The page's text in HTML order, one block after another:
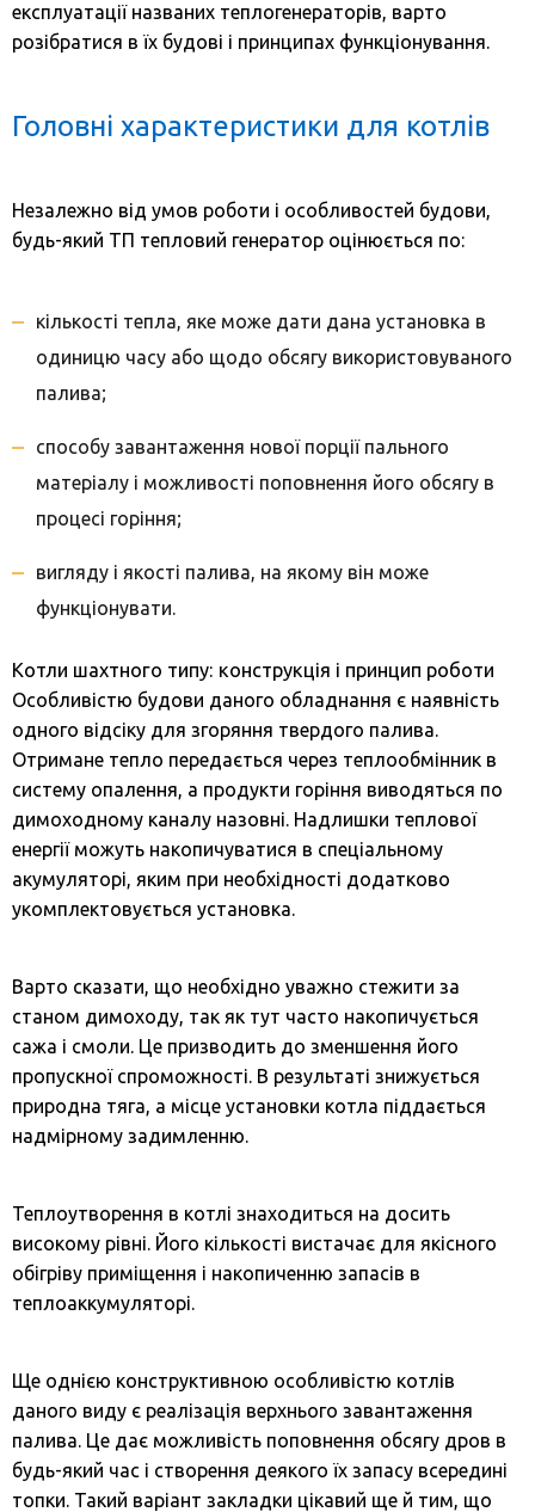
експлуатації названих теплогенераторів, варто
розібратися в їх будові і принципах функціонування.
Головні характеристики для котлів
Незалежно від умов роботи і особливостей будови,
будь-який ТП тепловий генератор оцінюється по:
кількості тепла, яке може дати дана установка в
одиницю часу або щодо обсягу використовуваного
палива;
способу завантаження нової порції пального
матеріалу і можливості поповнення його обсягу в
процесі горіння;
вигляду і якості палива, на якому він може
функціонувати.
Котли шахтного типу: конструкція і принцип роботи
Особливістю будови даного обладнання є наявність
одного відсіку для згоряння твердого палива.
Отримане тепло передається через теплообмінник в
систему опалення, а продукти горіння виводяться по
димоходному каналу назовні. Надлишки теплової
енергії можуть накопичуватися в спеціальному
акумуляторі, яким при необхідності додатково
укомплектовується установка.
Варто сказати, що необхідно уважно стежити за
станом димоходу, так як тут часто накопичується
сажа і смоли. Це призводить до зменшення його
пропускної спроможності. В результаті знижується
природна тяга, а місце установки котла піддається
надмірному задимленню.
Теплоутворення в котлі знаходиться на досить
високому рівні. Його кількості вистачає для якісного
обігріву приміщення і накопиченню запасів в
теплоаккумуляторі.
Ще однією конструктивною особливістю котлів
даного виду є реалізація верхнього завантаження
палива. Це дає можливість поповнення обсягу дров в
будь-який час і створення деякого їх запасу всередині
топки. Такий варіант закладки цікавий ще й тим, що